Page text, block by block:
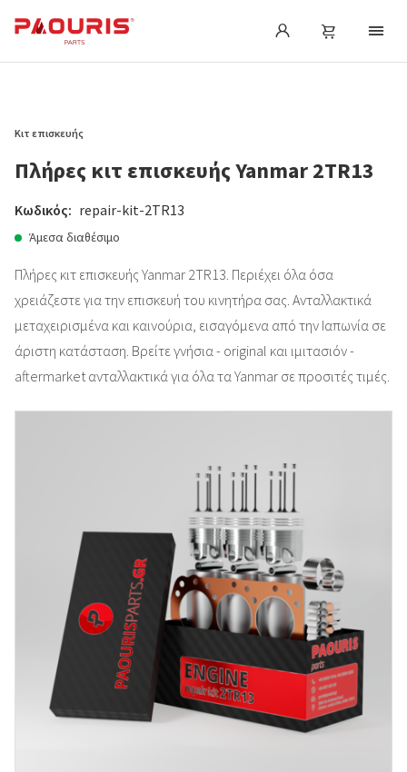
Kιτ επισκευής
Πλήρες κιτ επισκευής Yanmar 2TR13
Κωδικός: repair-kit-2TR13
Άμεσα διαθέσιμο
Πλήρες κιτ επισκευής Yanmar 2TR13. Περιέχει όλα όσα
χρειάζεστε για την επισκευή του κινητήρα σας. Ανταλλακτικά
μεταχειρισμένα και καινούρια, εισαγόμενα από την Ιαπωνία σε
άριστη κατάσταση. Βρείτε γνήσια - original και ιμιτασιόν -
aftermarket ανταλλακτικά για όλα τα Yanmar σε προσιτές τιμές.